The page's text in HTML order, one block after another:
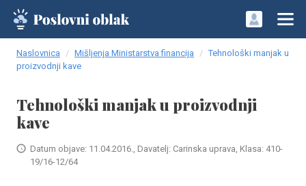
Naslovnica Mišljenja Ministarstva financija
Tehnološki manjak u
proizvodnji kave
Tehnološki manjak u proizvodnji
kave
Datum objave: 11.04.2016., Davatelj: Carinska uprava, Klasa: 410-
19/16-12/64